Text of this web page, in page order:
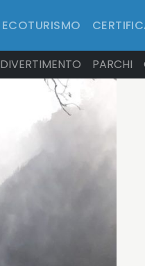
ECOTURISMO
DIVERTIMENTO PARCHI